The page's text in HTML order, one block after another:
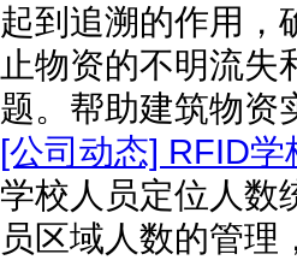
起到追溯的作用，
止物资的不明流
题。帮助建筑物资
[公司动态] RFID
学校人员定位人数
员区域人数的管